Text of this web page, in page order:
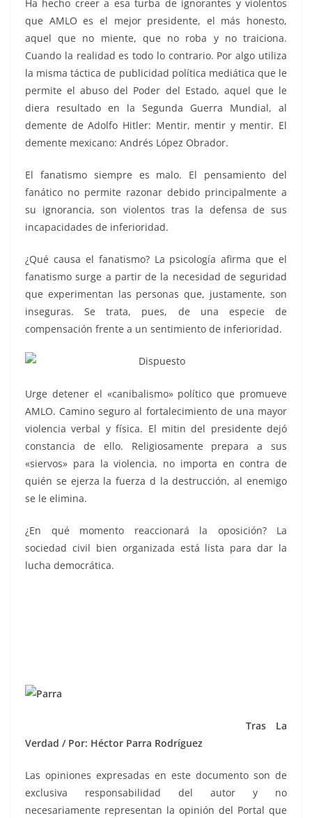
Ha hecho creer a esa turba de ignorantes y violentos
que AMLO es el mejor presidente, el más honesto,
aquel que no miente, que no roba y no traiciona.
Cuando la realidad es todo lo contrario. Por algo utiliza
la misma táctica de publicidad política mediática que le
permite el abuso del Poder del Estado, aquel que le
diera resultado en la Segunda Guerra Mundial, al
demente de Adolfo Hitler: Mentir, mentir y mentir. El
demente mexicano: Andrés López Obrador.
El fanatismo siempre es malo. El pensamiento del
fanático no permite razonar debido principalmente a
su ignorancia, son violentos tras la defensa de sus
incapacidades de inferioridad.
¿Qué causa el fanatismo? La psicología afirma que el
fanatismo surge a partir de la necesidad de seguridad
que experimentan las personas que, justamente, son
inseguras. Se trata, pues, de una especie de
compensación frente a un sentimiento de inferioridad.
Urge detener el «canibalismo» político que promueve
AMLO. Camino seguro al fortalecimiento de una mayor
violencia verbal y física. El mitin del presidente dejó
constancia de ello. Religiosamente prepara a sus
«siervos» para la violencia, no importa en contra de
quién se ejerza la fuerza d la destrucción, al enemigo
se le elimina.
¿En qué momento reaccionará la oposición? La
sociedad civil bien organizada está lista para dar la
lucha democrática.
Tras La
Verdad / Por: Héctor Parra Rodríguez
Las opiniones expresadas en este documento son de
exclusiva responsabilidad del autor y no
necesariamente representan la opinión del Portal que